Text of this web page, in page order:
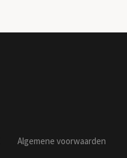
Algemene voorwaarden